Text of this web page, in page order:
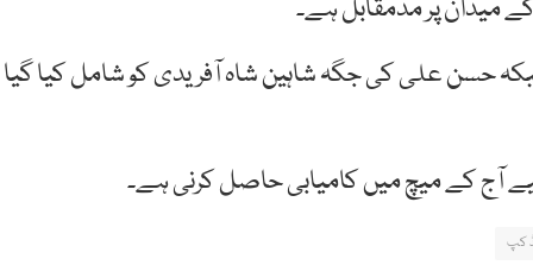
میدان پر مدمقابل ہے۔
علی کی جگہ شاہین شاہ آفریدی کو شامل کیا گیا
لیے آج کے میچ میں کامیابی حاصل کرنی ہے۔
کپ